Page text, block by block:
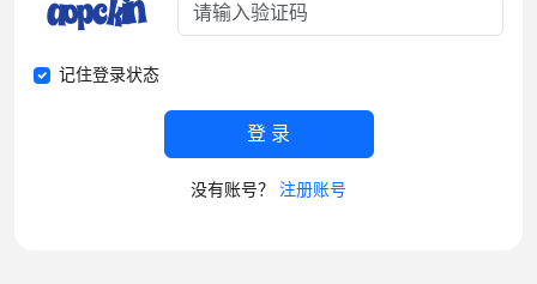
记住登录状态
登 录
没有账号？ 注册账号